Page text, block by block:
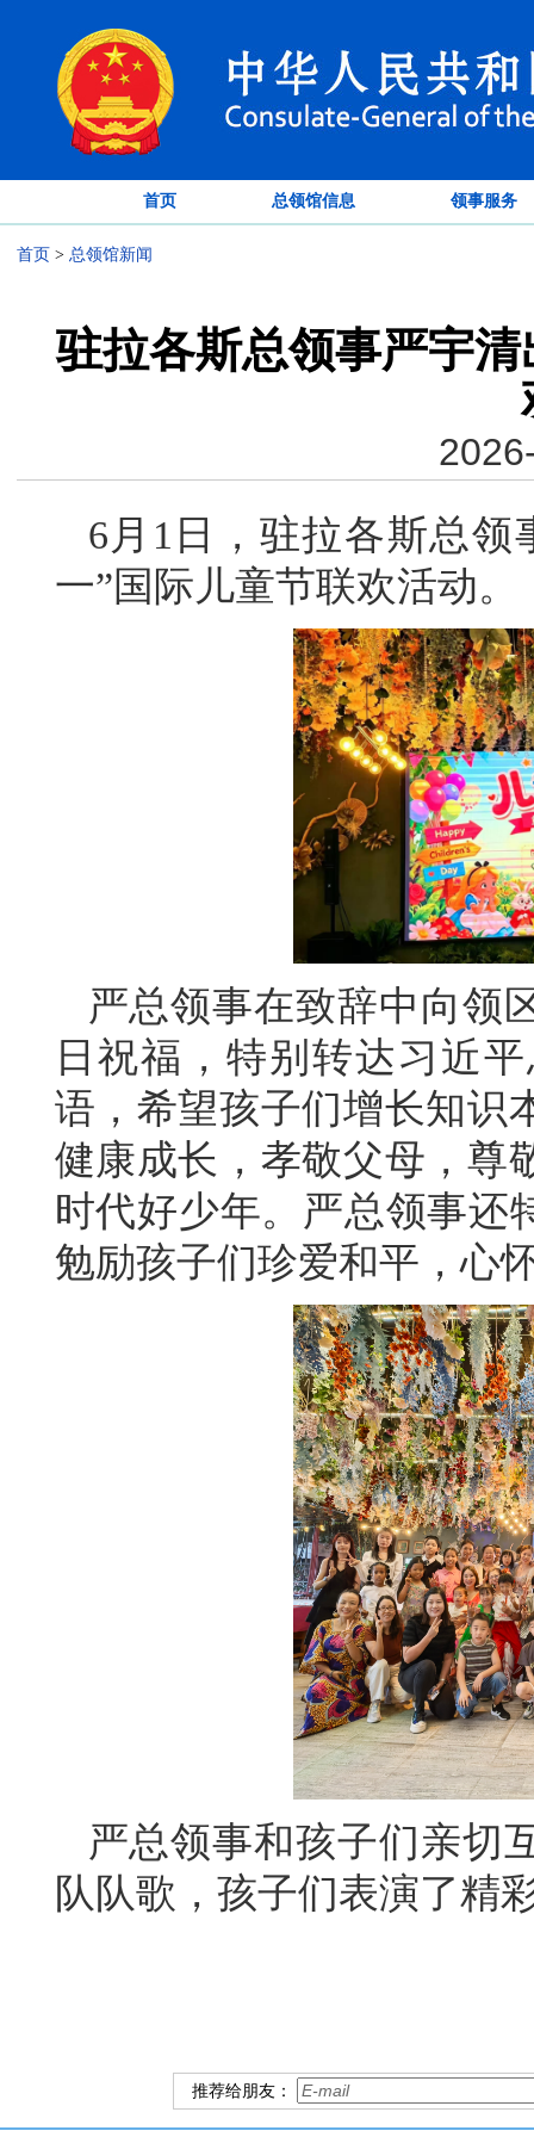
首页 总领馆信息 领事服务
首页 > 总领馆新闻
驻拉各斯总领事严宇
6月1日，驻拉各斯总领
一”国际儿童节联欢活动。
严总领事在致辞中向领
日祝福，特别转达习近
语，希望孩子们增长知识
健康成长，孝敬父母，尊
时代好少年。严总领事还
勉励孩子们珍爱和平，心
严总领事和孩子们亲切
队队歌，孩子们表演了精
推荐给朋友：